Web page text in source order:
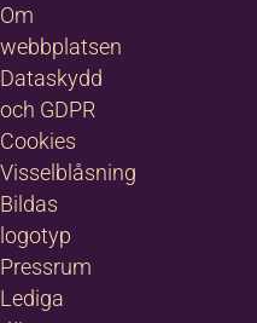
Om
webbplatsen
Dataskydd
och GDPR
Cookies
Visselblåsning
Bildas
logotyp
Pressrum
Lediga